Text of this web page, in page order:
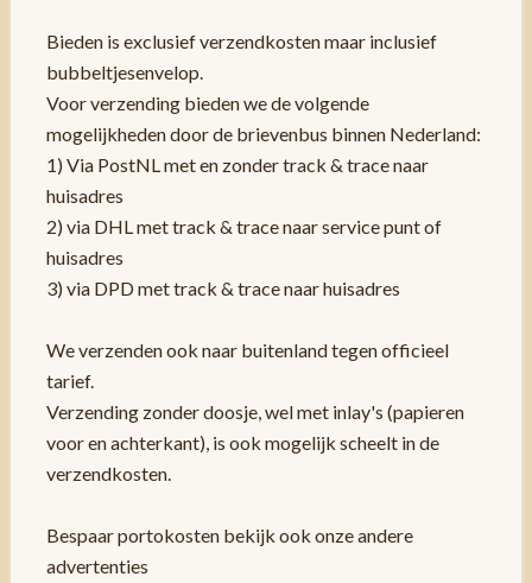
Bieden is exclusief verzendkosten maar inclusief
bubbeltjesenvelop.
Voor verzending bieden we de volgende
mogelijkheden door de brievenbus binnen Nederland:
1) Via PostNL met en zonder track & trace naar
huisadres
2) via DHL met track & trace naar service punt of
huisadres
3) via DPD met track & trace naar huisadres
We verzenden ook naar buitenland tegen officieel
tarief.
Verzending zonder doosje, wel met inlay's (papieren
voor en achterkant), is ook mogelijk scheelt in de
verzendkosten.
Bespaar portokosten bekijk ook onze andere
advertenties